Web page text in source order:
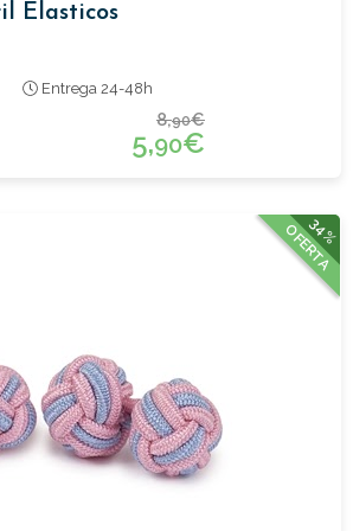
Elasticos
Entrega 24-48h
8,90€
5,90€
34%
OFERTA